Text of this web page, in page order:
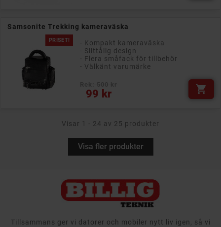
Samsonite Trekking kameraväska
PRISET!
- Kompakt kameraväska
- Slittålig design
- Flera småfack för tillbehör
- Välkänt varumärke
99 kr
Pris 
Visar 1 - 24 av 25 produkter
Visa fler produkter
Tillsammans ger vi datorer och mobiler nytt liv igen, så vi